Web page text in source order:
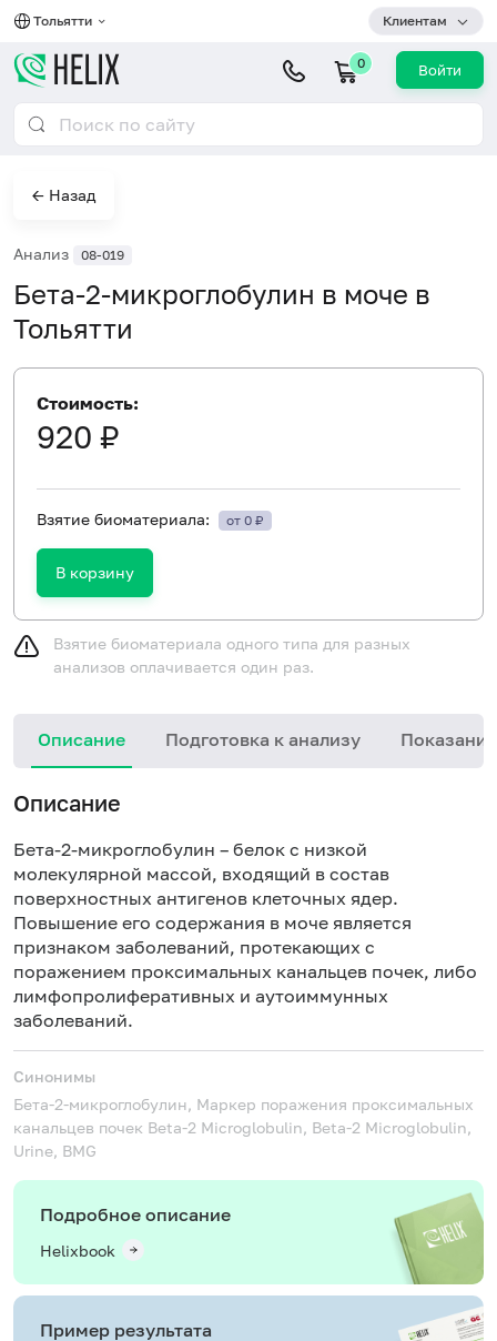
Тольятти Клиентам
0 Войти
← Назад
Анализ 08-019
Бета-2-микроглобулин в моче в
Тольятти
Стоимость:
920 ₽
Взятие биоматериала: от 0 ₽
В корзину
Взятие биоматериала одного типа для разных
анализов оплачивается один раз.
Описание Подготовка к анализу
Описание
Бета-2-микроглобулин – белок с низкой
молекулярной массой, входящий в состав
поверхностных антигенов клеточных ядер.
Повышение его содержания в моче является
признаком заболеваний, протекающих с
поражением проксимальных канальцев почек, либо
лимфопролиферативных и аутоиммунных
заболеваний.
Синонимы
Бета-2-микроглобулин, Маркер поражения проксимальных
канальцев почек Beta-2 Microglobulin, Beta-2 Microglobulin,
Urine, BMG
Подробное описание
Helixbook
Пример результата